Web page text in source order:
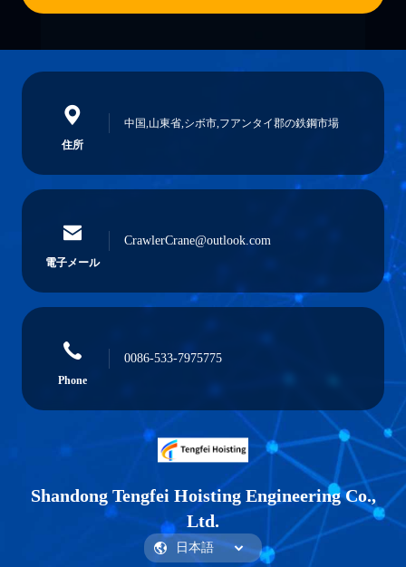
住所
中国,山東省,シボ市,フアンタイ郡の鉄鋼市場
電子メール
CrawlerCrane@outlook.com
Phone
0086-533-7975775
Shandong Tengfei Hoisting Engineering Co.,
Ltd.